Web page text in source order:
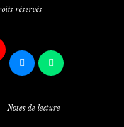
réservés
Notes de lecture